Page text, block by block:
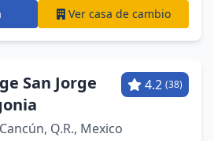
Ver casa de cambio
San Jorge
4.2 (38)
Q.R., Mexico